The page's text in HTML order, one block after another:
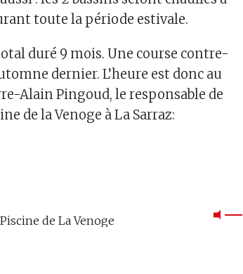
toute la période estivale.
duré 9 mois. Une course contre-
dernier. L’heure est donc au
Alain Pingoud, le responsable de
de la Venoge à La Sarraz:
de La Venoge